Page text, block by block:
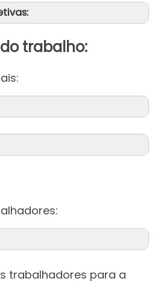
trabalho:
trabalhadores para a